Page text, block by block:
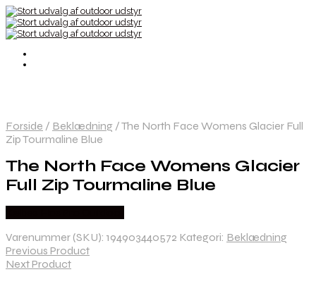
Forside / Beklædning /The North Face Womens Glacier Full
Zip Tourmaline Blue
The North Face Womens Glacier
Full Zip Tourmaline Blue
Varenummer (SKU): 194903440572 Kategori: Beklædning
Previous Product
Next Product